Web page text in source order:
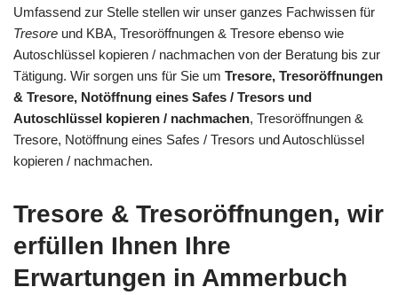
Umfassend zur Stelle stellen wir unser ganzes Fachwissen für
Tresore und KBA, Tresoröffnungen & Tresore ebenso wie
Autoschlüssel kopieren / nachmachen von der Beratung bis zur
Tätigung. Wir sorgen uns für Sie um Tresore, Tresoröffnungen
& Tresore, Notöffnung eines Safes / Tresors und
Autoschlüssel kopieren / nachmachen, Tresoröffnungen &
Tresore, Notöffnung eines Safes / Tresors und Autoschlüssel
kopieren / nachmachen.
Tresore & Tresoröffnungen, wir
erfüllen Ihnen Ihre
Erwartungen in Ammerbuch